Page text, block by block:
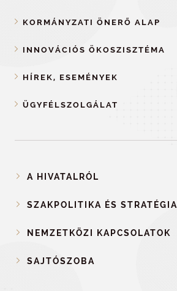
KORMÁNYZATI ÖNERŐ ALAP
INNOVÁCIÓS ÖKOSZISZTÉMA
HÍREK, ESEMÉNYEK
ÜGYFÉLSZOLGÁLAT
A HIVATALRÓL
SZAKPOLITIKA ÉS STRATÉGIA
NEMZETKÖZI KAPCSOLATOK
SAJTÓSZOBA